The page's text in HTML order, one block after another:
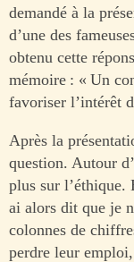
demandé à la
d’une des
obtenu cette
mémoire : « Un
favoriser l’intérêt
Après la
question. Autour
plus sur l’éthique.
ai alors dit que je
colonnes de
perdre leur